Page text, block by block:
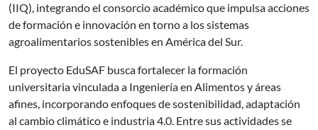
(IIQ), integrando el consorcio académico que impulsa acciones
de formación e innovación en torno a los sistemas
agroalimentarios sostenibles en América del Sur.
El proyecto EduSAF busca fortalecer la formación
universitaria vinculada a Ingeniería en Alimentos y áreas
afines, incorporando enfoques de sostenibilidad, adaptación
al cambio climático e industria 4.0. Entre sus actividades se